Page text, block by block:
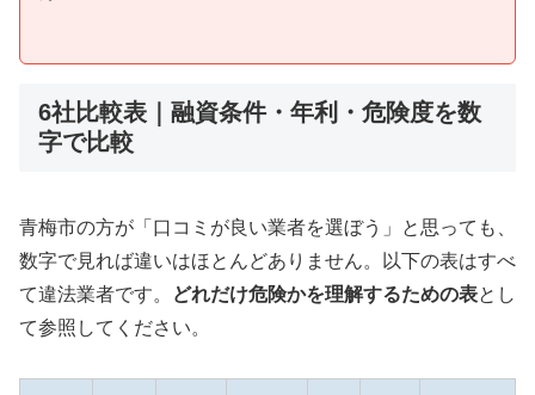
6社比較表｜融資条件・年利・危険度を数
字で比較
青梅市の方が「口コミが良い業者を選ぼう」と思っても、
数字で見れば違いはほとんどありません。以下の表はすべ
て違法業者です。
どれだけ危険かを理解するための表とし
て参照してください。